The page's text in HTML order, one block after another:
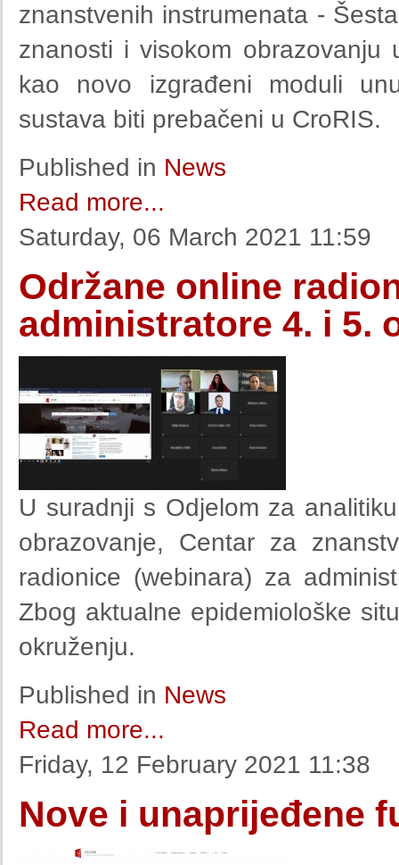
znanstvenih instrumenata -
znanosti i visokom obrazovanju
kao novo izgrađeni moduli
sustava biti prebačeni u CroRIS.
Published in News
Read more...
Saturday, 06 March 2021 11:59
Održane online
administratore 4. i 5.
U suradnji s Odjelom za
obrazovanje, Centar za
radionice (webinara) za
Zbog aktualne epidemiološke
okruženju.
Published in News
Read more...
Friday, 12 February 2021 11:38
Nove i unaprijeđene